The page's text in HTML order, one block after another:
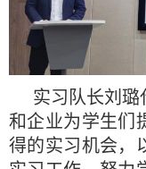
实习队长刘
和企业为学生们
得的实习机会，